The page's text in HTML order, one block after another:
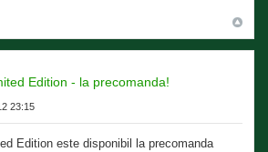
Edition - la precomanda!
23:15
Edition este disponibil la precomanda